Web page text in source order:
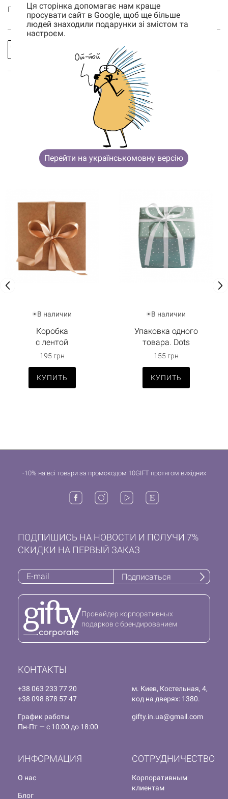
Посмотри также бумагу с другими узорами ниже.
Спросить
про товар
ВОЗМОЖНО, ТЕБЯ ТАКЖЕ
ЗАИНТЕРЕСУЮТ
В наличии
Коробка
с лентой
195 грн
КУПИТЬ
В наличии
Упаковка одного
товара. Dots
155 грн
КУПИТЬ
-10% на всі товари за промокодом 10GIFT протягом вихідних
КОНТАКТЫ
+38 063 233 77 20
+38 098 878 57 47
м. Киев, Костельная, 4,
код на дверях: 1380.
График работы
Пн-Пт — с 10:00 до 18:00
gifty.in.ua@gmail.com
СОТРУДНИЧЕСТВО
Корпоративным
клиентам
ИНФОРМАЦИЯ
О нас
Блог
ПОДПИШИСЬ НА НОВОСТИ И ПОЛУЧИ 7%
СКИДКИ НА ПЕРВЫЙ ЗАКАЗ
Подписаться
Провайдер корпоративных
подарков с брендированием
Ця сторінка допомагає нам краще
просувати сайт в Google, щоб ще більше
людей знаходили подарунки зі змістом та
настроєм.
Перейти на українськомовну версію
Корзина 0 товары
Корзина пуста